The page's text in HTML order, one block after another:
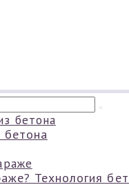
Технология